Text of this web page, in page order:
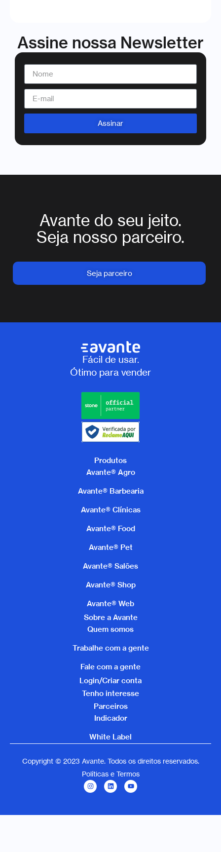
Assine nossa Newsletter
Assinar
Avante do seu jeito.
Seja nosso parceiro.
Seja parceiro
Fácil de usar.
Ótimo para vender
Produtos
Avante® Agro
Avante® Barbearia
Avante® Clínicas
Avante® Food
Avante® Pet
Avante® Salões
Avante® Shop
Avante® Web
Sobre a Avante
Quem somos
Trabalhe com a gente
Fale com a gente
Login/Criar conta
Tenho interesse
Parceiros
Indicador
White Label
Copyright © 2023 Avante. Todos os direitos reservados.
Políticas e Termos